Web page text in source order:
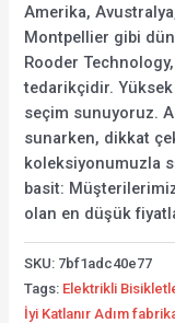
Amerika,
Montpellier gibi
Rooder
tedarikçidir.
seçim sunuyoruz.
sunarken, dikkat
koleksiyonumuzla
basit:
olan en düşük
SKU: 7bf1adc40e77
Tags: Elektrikli
İyi Katlanır Adım